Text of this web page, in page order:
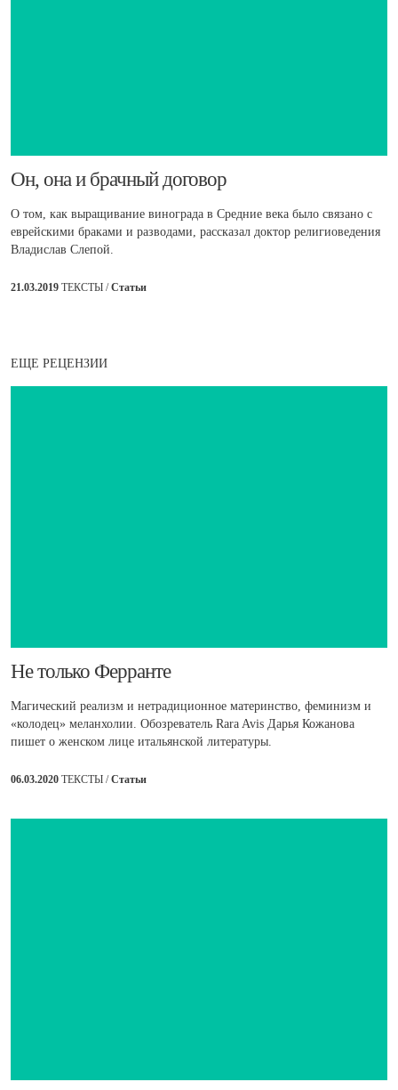
​Он, она и брачный договор
О том, как выращивание винограда в Средние века было связано с
еврейскими браками и разводами, рассказал доктор религиоведения
Владислав Слепой.
21.03.2019 ТЕКСТЫ /Статьи
ЕЩЕ РЕЦЕНЗИИ
​Не только Ферранте
Магический реализм и нетрадиционное материнство, феминизм и
«колодец» меланхолии. Обозреватель Rara Avis Дарья Кожанова
пишет о женском лице итальянской литературы.
06.03.2020 ТЕКСТЫ /Статьи